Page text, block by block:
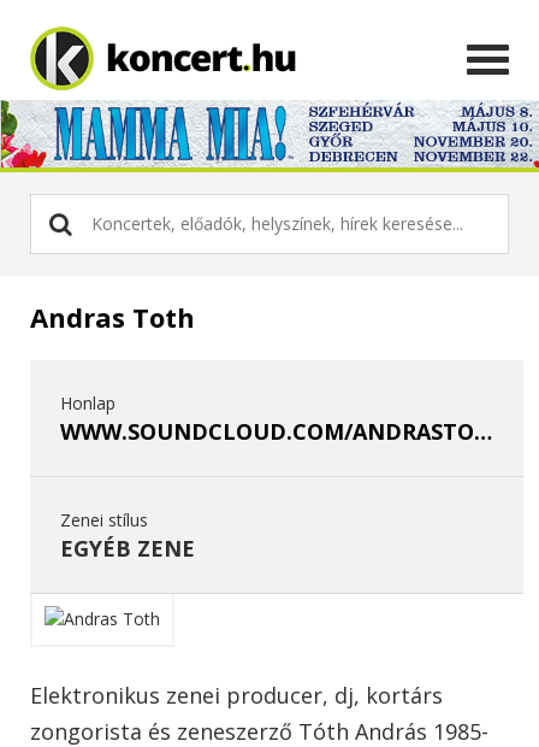
Andras Toth
Honlap
WWW.SOUNDCLOUD.COM/ANDRASTOTH85
Zenei stílus
EGYÉB ZENE
Elektronikus zenei producer, dj, kortárs
zongorista és zeneszerző Tóth András 1985-